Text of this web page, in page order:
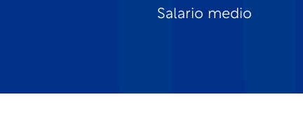
Salario medio